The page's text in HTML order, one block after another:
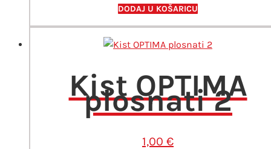
DODAJ U KOŠARICU
Kist OPTIMA
plosnati 2
1,00 €